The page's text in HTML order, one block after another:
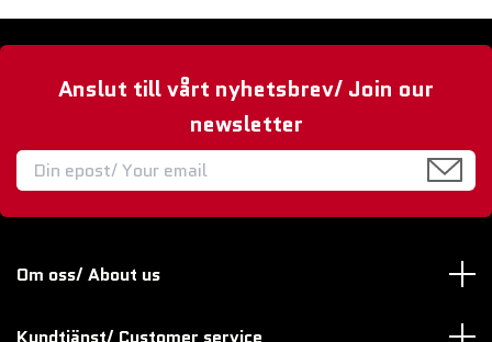
Anslut till vårt nyhetsbrev/ Join our
newsletter
Om oss/ About us